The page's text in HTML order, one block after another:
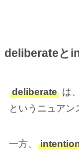
deliberateと
deliberate は
というニュアン
一方、